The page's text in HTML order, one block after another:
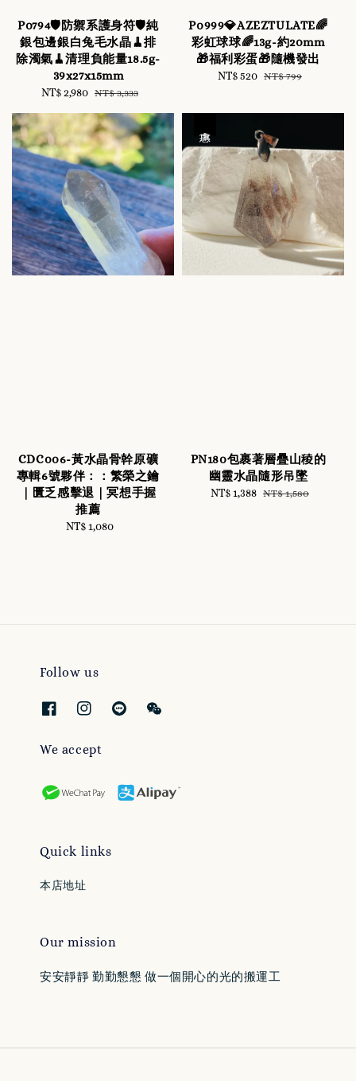
P0794🛡️防禦系護身符🛡️純
銀包邊銀白兔毛水晶🧹排
除濁氣🧹清理負能量18.5g-
39x27x15mm
Sale
NT$ 2,980 Regular
NT$ 3,333
P0999💎AZEZTULATE🌈
彩虹球球🌈13g-約20mm
🎁福利彩蛋🎁隨機發出
Sale
NT$ 520 Regular
NT$ 799
CDC006-黃水晶骨幹原礦
專輯6號夥伴：：繁榮之鑰
｜匱乏感擊退｜冥想手握
推薦
Regular
NT$ 1,080
PN180包裹著層疊山稜的
幽靈水晶隨形吊墜
Sale
NT$ 1,388 Regular
NT$ 1,580
Follow us
We accept
Quick links
本店地址
Our mission
安安靜靜 勤勤懇懇 做一個開心的光的搬運工